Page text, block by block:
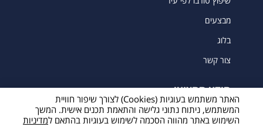
מבצעים
בלוג
צור קשר
מידע מקצועי
עשן מהאגזוז וטורבו
האתר משתמש בעוגיות (Cookies) לצורך שיפור חוויית
המשתמש, ניתוח נתוני גלישה והתאמת תכנים אישית. המשך
השימוש באתר מהווה הסכמה לשימוש בעוגיות בהתאם למדיניות